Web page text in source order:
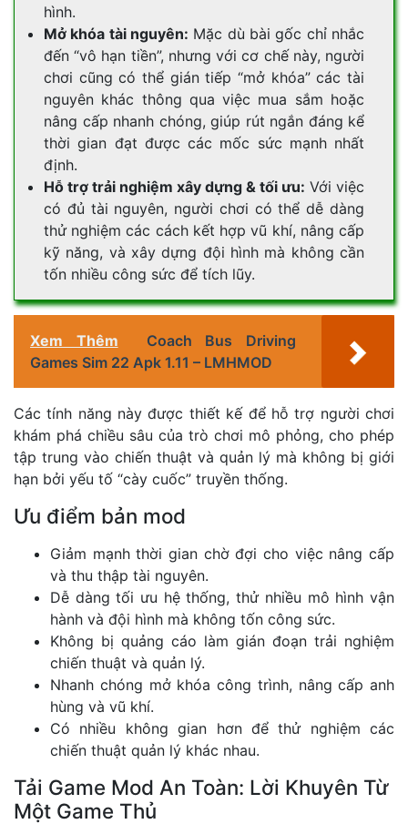
hình.
Mở khóa tài nguyên: Mặc dù bài gốc chỉ nhắc
đến “vô hạn tiền”, nhưng với cơ chế này, người
chơi cũng có thể gián tiếp “mở khóa” các tài
nguyên khác thông qua việc mua sắm hoặc
nâng cấp nhanh chóng, giúp rút ngắn đáng kể
thời gian đạt được các mốc sức mạnh nhất
định.
Hỗ trợ trải nghiệm xây dựng & tối ưu: Với việc
có đủ tài nguyên, người chơi có thể dễ dàng
thử nghiệm các cách kết hợp vũ khí, nâng cấp
kỹ năng, và xây dựng đội hình mà không cần
tốn nhiều công sức để tích lũy.
Xem Thêm
Coach Bus Driving
Games Sim 22 Apk 1.11 – LMHMOD
Các tính năng này được thiết kế để hỗ trợ người chơi
khám phá chiều sâu của trò chơi mô phỏng, cho phép
tập trung vào chiến thuật và quản lý mà không bị giới
hạn bởi yếu tố “cày cuốc” truyền thống.
Ưu điểm bản mod
Giảm mạnh thời gian chờ đợi cho việc nâng cấp
và thu thập tài nguyên.
Dễ dàng tối ưu hệ thống, thử nhiều mô hình vận
hành và đội hình mà không tốn công sức.
Không bị quảng cáo làm gián đoạn trải nghiệm
chiến thuật và quản lý.
Nhanh chóng mở khóa công trình, nâng cấp anh
hùng và vũ khí.
Có nhiều không gian hơn để thử nghiệm các
chiến thuật quản lý khác nhau.
Tải Game Mod An Toàn: Lời Khuyên Từ
Một Game Thủ